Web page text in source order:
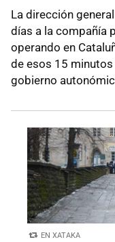
La dirección
días a la compañía
operando en
de esos 15
gobierno
EN XATAKA